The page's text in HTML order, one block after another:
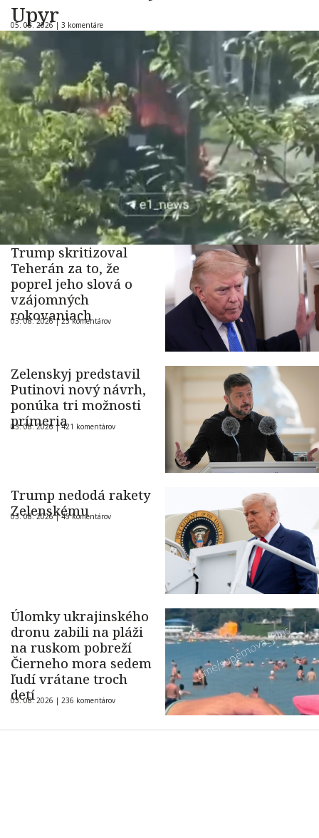
Upyr
05. 08. 2026 | 3 komentáre
Trump skritizoval
Teherán za to, že
poprel jeho slová o
vzájomných
rokovaniach
03. 08. 2026 |23 komentárov
Zelenskyj predstavil
Putinovi nový návrh,
ponúka tri možnosti
prímeria
03. 08. 2026 |421 komentárov
Trump nedodá rakety
Zelenskému
03. 08. 2026 |45 komentárov
Úlomky ukrajinského
dronu zabili na pláži
na ruskom pobreží
Čierneho mora sedem
ľudí vrátane troch
detí
03. 08. 2026 | 236 komentárov